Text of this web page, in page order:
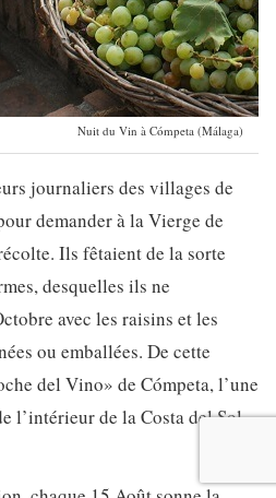
Nuit du Vin à Cómpeta (Málaga)
journaliers des villages de
demander à la Vierge de
Ils fêtaient de la sorte
desquelles ils ne
avec les raisins et les
ou emballées. De cette
del Vino» de Cómpeta, l’une
l’intérieur de la Costa del Sol